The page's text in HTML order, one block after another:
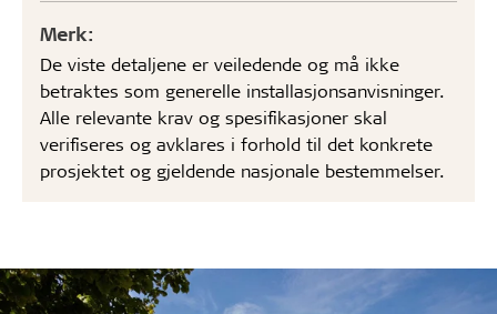
Merk:
De viste detaljene er veiledende og må ikke
betraktes som generelle installasjonsanvisninger.
Alle relevante krav og spesifikasjoner skal
verifiseres og avklares i forhold til det konkrete
prosjektet og gjeldende nasjonale bestemmelser.